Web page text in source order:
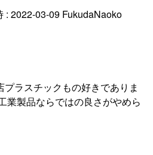
: 2022-03-09 FukudaNaoko
ラスチックもの好きでありま
業製品ならではの良さがやめら